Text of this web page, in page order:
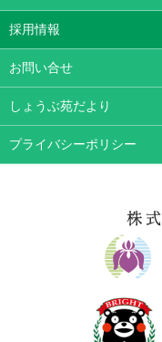
採用情報
お問い合せ
しょうぶ苑だより
プライバシーポリシー